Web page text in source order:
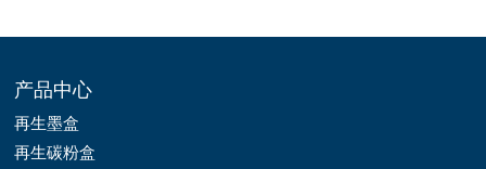
产品中心
再生墨盒
再生碳粉盒